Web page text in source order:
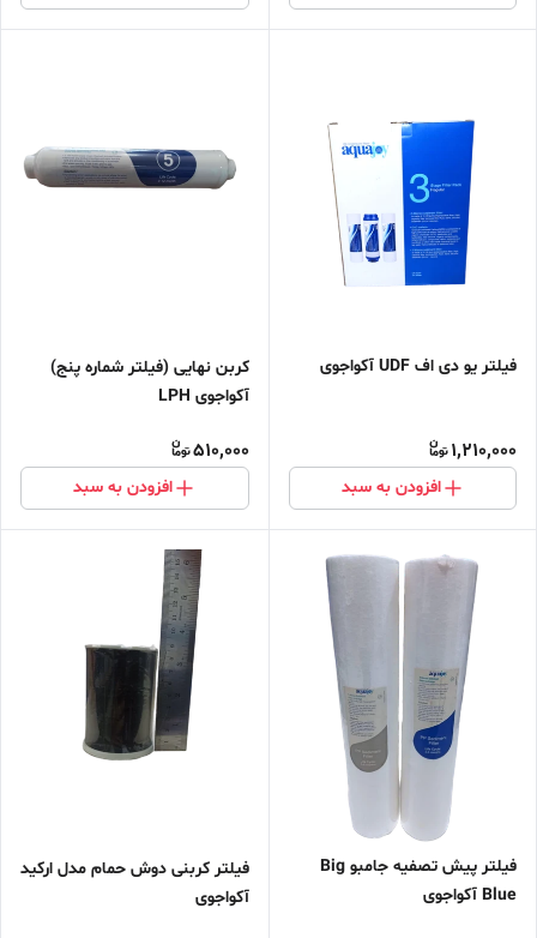
فیلتر یو دی اف UDF آکواجوی
1,210,000
افزودن به سبد
کربن نهایی (فیلتر شماره پنج)
آکواجوی LPH
510,000
افزودن به سبد
فیلتر پیش تصفیه جامبو Big
Blue آکواجوی
فیلتر کربنی دوش حمام مدل ارکید
آکواجوی